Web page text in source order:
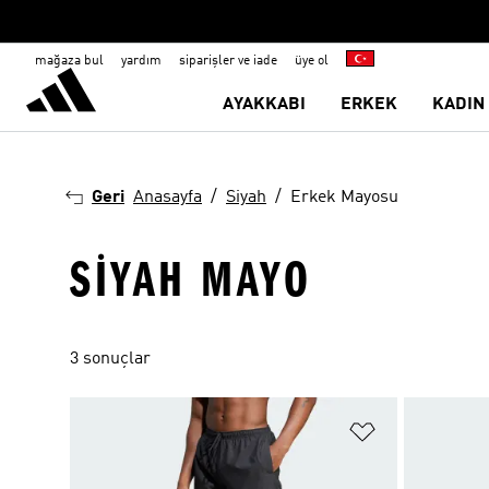
mağaza bul yardım siparişler ve iade üye ol
AYAKKABI ERKEK KADIN
Geri Anasayfa Siyah Erkek Mayosu
SIYAH MAYO
3 sonuçlar
Favori